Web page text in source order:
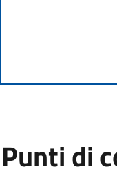
Punti di